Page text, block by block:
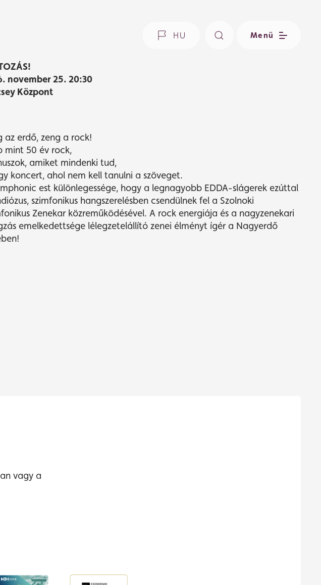
HU Menü
november 25. 20:30
Központ
az erdő, zeng a rock!
mint 50 év rock,
amiket mindenki tud,
koncert, ahol nem kell tanulni a szöveget.
est különlegessége, hogy a legnagyobb EDDA-slágerek ezúttal
szimfonikus hangszerelésben csendülnek fel a Szolnoki
Zenekar közreműködésével. A rock energiája és a nagyzenekari
emelkedettsége lélegzetelállító zenei élményt ígér a Nagyerdő
vagy a